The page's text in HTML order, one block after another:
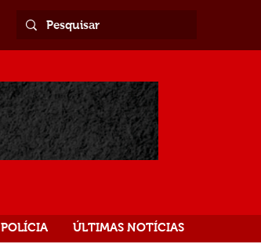
POLÍCIA ÚLTIMAS NOTÍCIAS